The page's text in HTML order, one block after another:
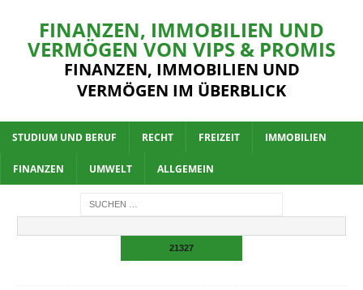
FINANZEN, IMMOBILIEN UND
VERMÖGEN VON VIPS & PROMIS
FINANZEN, IMMOBILIEN UND
VERMÖGEN IM ÜBERBLICK
STUDIUM UND BERUF RECHT FREIZEIT IMMOBILIEN
FINANZEN UMWELT ALLGEMEIN